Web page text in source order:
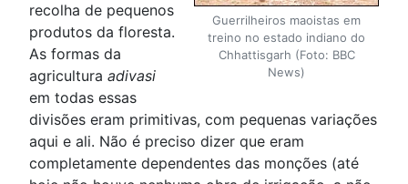
Guerrilheiros maoistas em
treino no estado indiano do
Chhattisgarh (Foto: BBC
News)
recolha de pequenos
produtos da floresta.
As formas da
agricultura adivasi
em todas essas
divisões eram primitivas, com pequenas variações
aqui e ali. Não é preciso dizer que eram
completamente dependentes das monções (até